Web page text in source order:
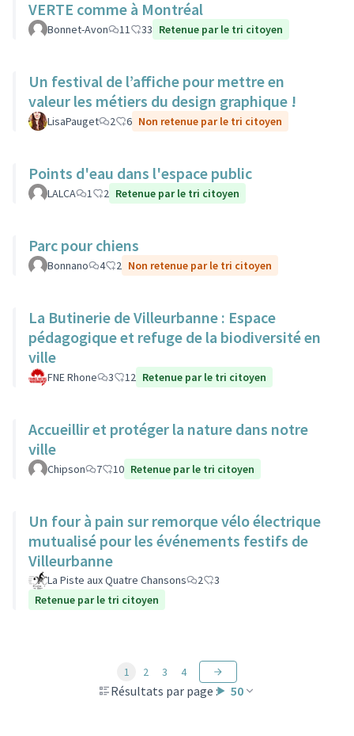
VERTE comme à Montréal
Bonnet-Avon 11 33 Retenue par le tri citoyen
Un festival de l’affiche pour mettre en
valeur les métiers du design graphique !
LisaPauget 2 6 Non retenue par le tri citoyen
Points d'eau dans l'espace public
LALCA 1 2 Retenue par le tri citoyen
Parc pour chiens
Bonnano 4 2 Non retenue par le tri citoyen
La Butinerie de Villeurbanne : Espace
pédagogique et refuge de la biodiversité en
ville
FNE Rhone 3 12 Retenue par le tri citoyen
Accueillir et protéger la nature dans notre
ville
Chipson 7 10 Retenue par le tri citoyen
Un four à pain sur remorque vélo électrique
mutualisé pour les événements festifs de
Villeurbanne
La Piste aux Quatre Chansons 2
3
Retenue par le tri citoyen
Résultats par page : 50
1 2 3 4